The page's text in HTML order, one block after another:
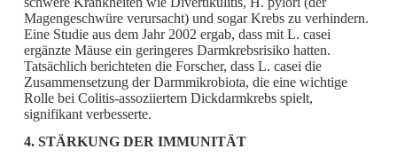
Magengeschwüre verursacht) und sogar Krebs zu verhindern.
Eine Studie aus dem Jahr 2002 ergab, dass mit L. casei
ergänzte Mäuse ein geringeres Darmkrebsrisiko hatten.
Tatsächlich berichteten die Forscher, dass L. casei die
Zusammensetzung der Darmmikrobiota, die eine wichtige
Rolle bei Colitis-assoziiertem Dickdarmkrebs spielt,
signifikant verbesserte.
4. STÄRKUNG DER IMMUNITÄT